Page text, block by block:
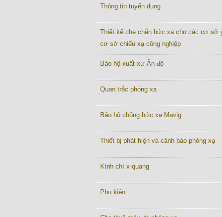
Thông tin tuyển dụng
Thiết kế che chắn bức xạ cho các cơ sở
cơ sở chiếu xạ công nghiệp
Bảo hộ xuất xứ Ấn độ
Quan trắc phóng xạ
Bảo hộ chống bức xạ Mavig
Thiết bị phát hiện và cảnh báo phóng xạ
Kính chì x-quang
Phụ kiện